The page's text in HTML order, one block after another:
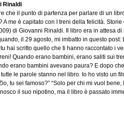
Rinaldi
che il punto di partenza per parlare di un
A me è capitato con I treni della felicità.
di Giovanni Rinaldi. Il libro era in attesa di
il 29 agosto, mi imbatto in questo
hai scritto quello che ti hanno raccontato i
Quando erano bambini, erano saliti sui
erano bambini avevano paura? E dopo
le parole stanno nel libro. Io ho visto un
tu sei famoso?” “Solo per chi mi vuol bene,
il suo nipotino, ma il libro è passato